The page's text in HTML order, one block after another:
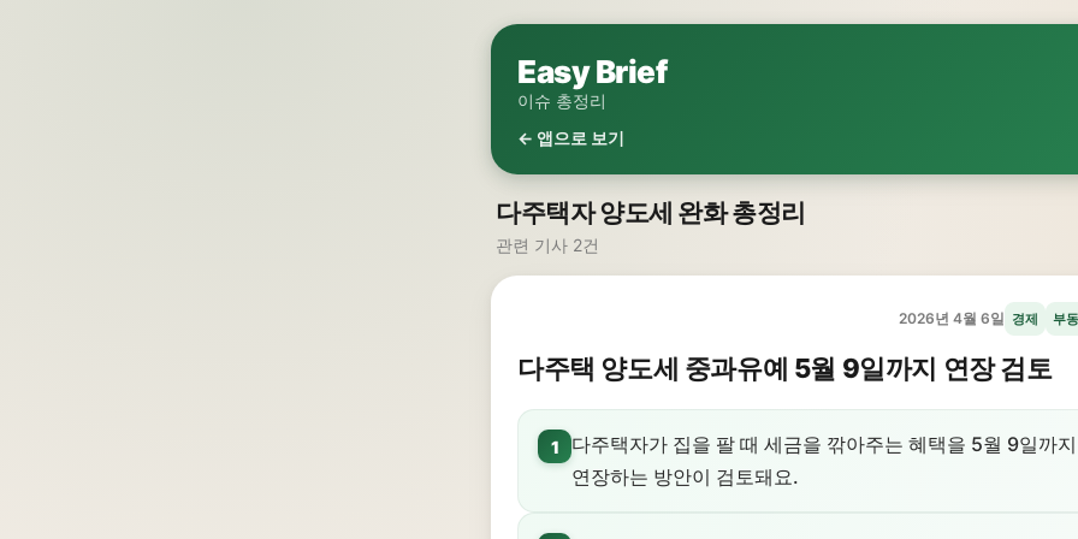
Easy Brief
이슈 총정리
← 앱으로 보기
다주택자 양도세 완화 총정리
관련 기사 2건
2026년 4월 6일 경제 부
다주택 양도세 중과유예 5월 9일까지 연장 검토
1
다주택자가 집을 팔 때 세금을 깎아주는 혜택을 5월 9일까지
연장하는 방안이 검토돼요.